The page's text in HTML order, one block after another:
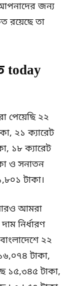
আপনাদের জন্য
রয়েছে তা
today
পেয়েছি ২২
২১ ক্যারেট
১৮ ক্যারেট
ও সনাতন
টাকা।
আমরা
নির্ধারণ
২২
টাকা,
১৫,৩৪৫ টাকা,